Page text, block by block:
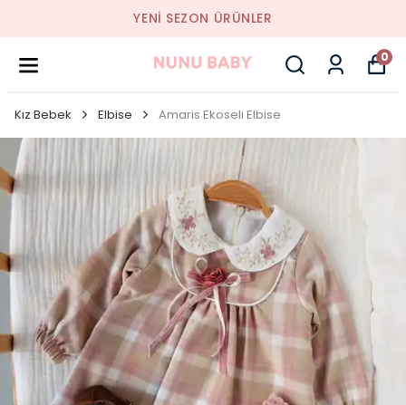
YENI SEZON ÜRÜNLER
0
Kız Bebek Elbise Amaris Ekoseli Elbise